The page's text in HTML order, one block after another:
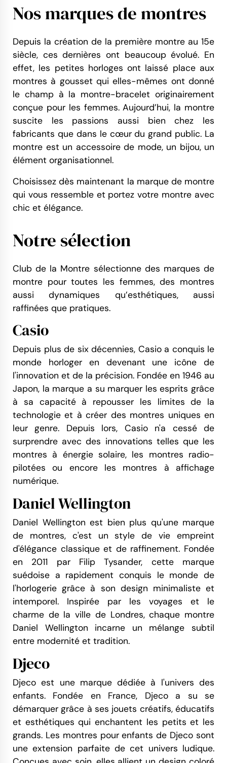
Nos marques de montres
Depuis la création de la première montre au 15e
siècle, ces dernières ont beaucoup évolué. En
effet, les petites horloges ont laissé place aux
montres à gousset qui elles-mêmes ont donné
le champ à la montre-bracelet originairement
conçue pour les femmes. Aujourd’hui, la montre
suscite les passions aussi bien chez les
fabricants que dans le cœur du grand public. La
montre est un accessoire de mode, un bijou, un
élément organisationnel.
Choisissez dès maintenant la marque de montre
qui vous ressemble et portez votre montre avec
chic et élégance.
Notre sélection
Club de la Montre sélectionne des marques de
montre pour toutes les femmes, des montres
aussi dynamiques qu’esthétiques, aussi
raffinées que pratiques.
Casio
Depuis plus de six décennies, Casio a conquis le
monde horloger en devenant une icône de
l'innovation et de la précision. Fondée en 1946 au
Japon, la marque a su marquer les esprits grâce
à sa capacité à repousser les limites de la
technologie et à créer des montres uniques en
leur genre. Depuis lors, Casio n'a cessé de
surprendre avec des innovations telles que les
montres à énergie solaire, les montres radio-
pilotées ou encore les montres à affichage
numérique.
Daniel Wellington
Daniel Wellington est bien plus qu'une marque
de montres, c'est un style de vie empreint
d'élégance classique et de raffinement. Fondée
en 2011 par Filip Tysander, cette marque
suédoise a rapidement conquis le monde de
l'horlogerie grâce à son design minimaliste et
intemporel. Inspirée par les voyages et le
charme de la ville de Londres, chaque montre
Daniel Wellington incarne un mélange subtil
entre modernité et tradition.
Djeco
Djeco est une marque dédiée à l'univers des
enfants. Fondée en France, Djeco a su se
démarquer grâce à ses jouets créatifs, éducatifs
et esthétiques qui enchantent les petits et les
grands. Les montres pour enfants de Djeco sont
une extension parfaite de cet univers ludique.